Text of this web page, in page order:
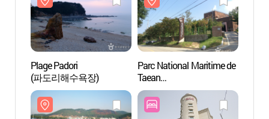
Plage Padori
(파도리해수욕장)
Parc National Maritime de
Taean
(태안해안국립공원)